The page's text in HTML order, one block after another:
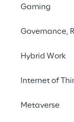
Gaming
Governance,
Hybrid Work
Internet of
Metaverse